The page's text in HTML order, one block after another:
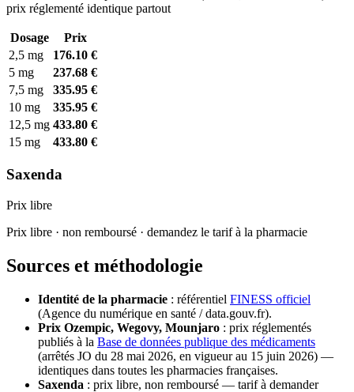
prix réglementé identique partout
Dosage
Prix
2,5 mg
176.10 €
5 mg
237.68 €
7,5 mg
335.95 €
10 mg
335.95 €
12,5 mg 433.80 €
15 mg
433.80 €
Saxenda
Prix libre
Prix libre · non remboursé · demandez le tarif à la pharmacie
Sources et méthodologie
Identité de la pharmacie : référentiel FINESS officiel
(Agence du numérique en santé / data.gouv.fr).
Prix Ozempic, Wegovy, Mounjaro : prix réglementés
publiés à la Base de données publique des médicaments
(arrêtés JO du 28 mai 2026, en vigueur au 15 juin 2026) —
identiques dans toutes les pharmacies françaises.
Saxenda : prix libre, non remboursé — tarif à demander